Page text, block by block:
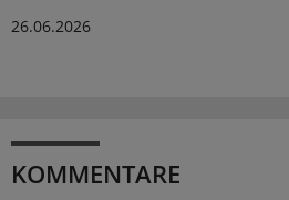
26.06.2026
KOMMENTARE